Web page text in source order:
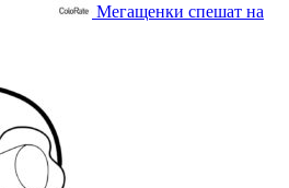
Мегащенки спешат на